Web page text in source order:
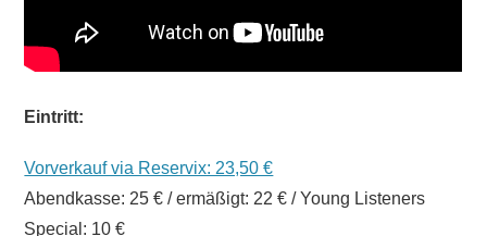
Eintritt:
Vorverkauf via Reservix: 23,50 €
Abendkasse: 25 € / ermäßigt: 22 € / Young Listeners
Special: 10 €